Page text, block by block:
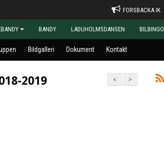
FORSBACKA IK
BANDY LADUHOLMSDANSEN BILBINGO
Bildgalleri Dokument Kontakt
>
<
2019